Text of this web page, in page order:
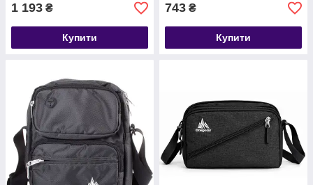
1 193 ₴
Купити
743 ₴
Купити